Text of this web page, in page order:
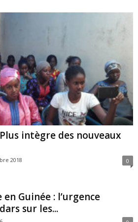
intègre des nouveaux
2018 0
Guinée : l’urgence
sur les...